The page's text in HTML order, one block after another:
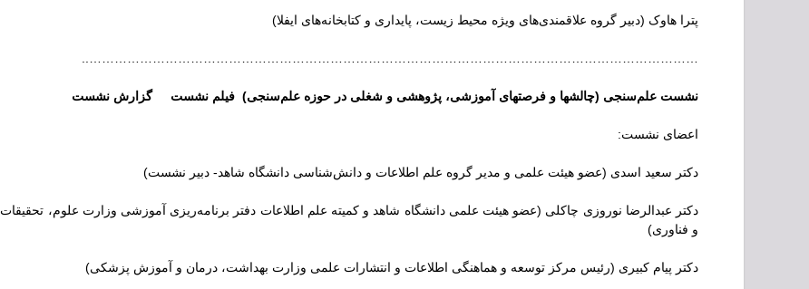
پترا هاوک (دبیر گروه علاقمندی‌های ویژه محیط‌ زیست، پایداری و کتابخانه‌های ایفلا)
نشست علم‌سنجی (چالش­ها و فرصت­های آموزشی، پژوهشی و شغلی در حوزه علم­‌سنجی) فیلم نشست گزارش نشست
اعضای نشست:
دکتر سعید اسدی (عضو هیئت علمی و مدیر گروه علم اطلاعات و دانش‌­شناسی دانشگاه شاهد- دبیر نشست)
دکتر عبدالرضا نوروزی چاکلی (عضو هیئت علمی دانشگاه شاهد و کمیته علم اطلاعات دفتر برنامه­‌ریزی آموزشی وزارت علوم، تحقیقات
و فناوری)
دکتر پیام کبیری (رئيس مرکز توسعه و هماهنگی اطلاعات و انتشارات علمی وزارت بهداشت، درمان و آموزش پزشکی)